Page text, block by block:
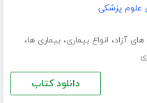
علوم پزشکی
های آزاد، انواع بیماری،بیماری ها،
دانلود کتاب